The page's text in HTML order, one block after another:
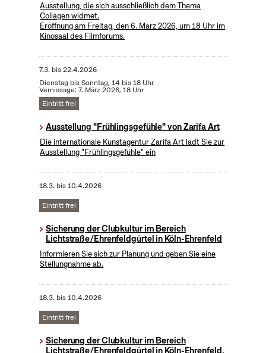
Ausstellung, die sich ausschließlich dem Thema
Collagen widmet.
Eröffnung am Freitag, den 6. März 2026, um 18 Uhr im
Kinosaal des Filmforums.
7.3. bis22.4.2026
Dienstag bis Sonntag, 14 bis 18 Uhr
Vernissage: 7. März 2026, 18 Uhr
Eintritt frei
Ausstellung "Frühlingsgefühle" von Zarifa Art
Die internationale Kunstagentur Zarifa Art lädt Sie zur
Ausstellung "Frühlingsgefühle" ein
18.3. bis10.4.2026
Eintritt frei
Sicherung der Clubkultur im Bereich
Lichtstraße/Ehrenfeldgürtel in Köln-Ehrenfeld
Informieren Sie sich zur Planung und geben Sie eine
Stellungnahme ab.
18.3. bis10.4.2026
Eintritt frei
Sicherung der Clubkultur im Bereich
Lichtstraße/Ehrenfeldgürtel in Köln-Ehrenfeld,